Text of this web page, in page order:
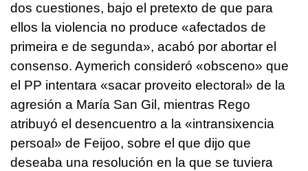
dos cuestiones, bajo el pretexto de que para
ellos la violencia no produce «afectados de
primeira e de segunda», acabó por abortar el
consenso. Aymerich consideró «obsceno» que
el PP intentara «sacar proveito electoral» de la
agresión a María San Gil, mientras Rego
atribuyó el desencuentro a la «intransixencia
persoal» de Feijoo, sobre el que dijo que
deseaba una resolución en la que se tuviera